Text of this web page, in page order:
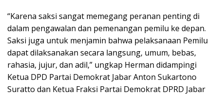
“Karena saksi sangat memegang peranan penting di
dalam pengawalan dan pemenangan pemilu ke depan.
Saksi juga untuk menjamin bahwa pelaksanaan Pemilu
dapat dilaksanakan secara langsung, umum, bebas,
rahasia, jujur, dan adil,” ungkap Herman didampingi
Ketua DPD Partai Demokrat Jabar Anton Sukartono
Suratto dan Ketua Fraksi Partai Demokrat DPRD Jabar